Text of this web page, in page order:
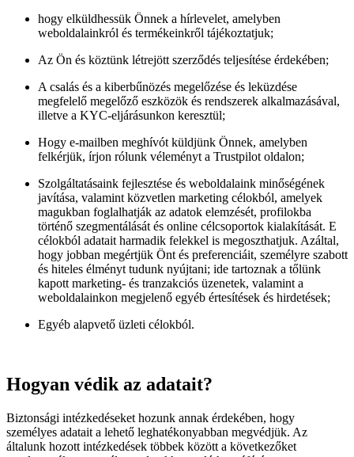
hogy elküldhessük Önnek a hírlevelet, amelyben
weboldalainkról és termékeinkről tájékoztatjuk;
Az Ön és köztünk létrejött szerződés teljesítése érdekében;
A csalás és a kiberbűnözés megelőzése és leküzdése
megfelelő megelőző eszközök és rendszerek alkalmazásával,
illetve a KYC-eljárásunkon keresztül;
Hogy e-mailben meghívót küldjünk Önnek, amelyben
felkérjük, írjon rólunk véleményt a Trustpilot oldalon;
Szolgáltatásaink fejlesztése és weboldalaink minőségének
javítása, valamint közvetlen marketing célokból, amelyek
magukban foglalhatják az adatok elemzését, profilokba
történő szegmentálását és online célcsoportok kialakítását. E
célokból adatait harmadik felekkel is megoszthatjuk. Azáltal,
hogy jobban megértjük Önt és preferenciáit, személyre szabott
és hiteles élményt tudunk nyújtani; ide tartoznak a tőlünk
kapott marketing- és tranzakciós üzenetek, valamint a
weboldalainkon megjelenő egyéb értesítések és hirdetések;
Egyéb alapvető üzleti célokból.
Hogyan védik az adatait?
Biztonsági intézkedéseket hozunk annak érdekében, hogy
személyes adatait a lehető leghatékonyabban megvédjük. Az
általunk hozott intézkedések többek között a következőket